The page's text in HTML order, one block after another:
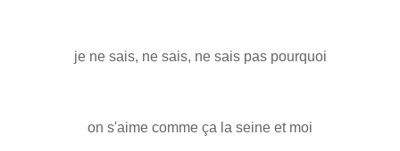
je ne sais, ne sais, ne sais pas pourquoi
on s'aime comme ça la seine et moi